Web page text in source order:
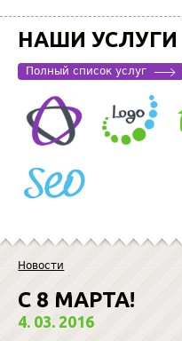
НАШИ УСЛУГИ
Полный список услуг
Новости
C 8 МАРТА!
4. 03. 2016